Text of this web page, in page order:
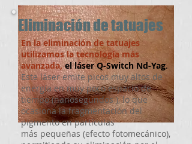
Eliminación de tatuajes
En la eliminación de tatuajes
utilizamos la tecnología más
avanzada,el láser Q-Switch Nd-Yag.
Este láser emite picos muy altos de
energía en muy poco espacio de
tiempo (nanosegundos ), lo que
ocasiona la fragmentación del
pigmento en partículas
más pequeñas (efecto fotomecánico),